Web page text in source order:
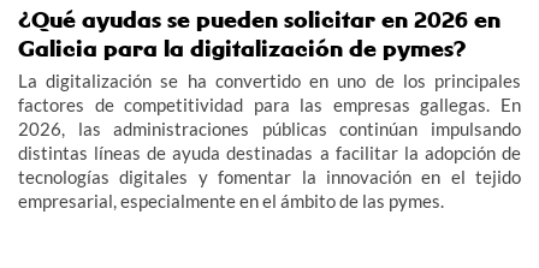
¿Qué ayudas se pueden solicitar en 2026 en
Galicia para la digitalización de pymes?
La digitalización se ha convertido en uno de los principales
factores de competitividad para las empresas gallegas. En
2026, las administraciones públicas continúan impulsando
distintas líneas de ayuda destinadas a facilitar la adopción de
tecnologías digitales y fomentar la innovación en el tejido
empresarial, especialmente en el ámbito de las pymes.